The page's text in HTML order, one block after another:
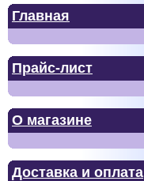
Главная
Прайс-лист
О магазине
Доставка и оплата